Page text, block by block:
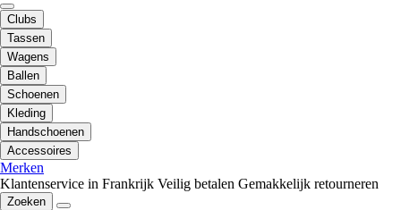
Clubs
Tassen
Wagens
Ballen
Schoenen
Kleding
Handschoenen
Accessoires
Merken
Klantenservice in Frankrijk Veilig betalen Gemakkelijk retourneren
Zoeken